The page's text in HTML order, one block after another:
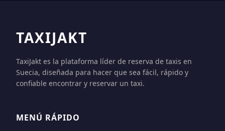
TAXIJAKT
TaxiJakt es la plataforma líder de reserva de taxis en
Suecia, diseñada para hacer que sea fácil, rápido y
confiable encontrar y reservar un taxi.
MENÚ RÁPIDO